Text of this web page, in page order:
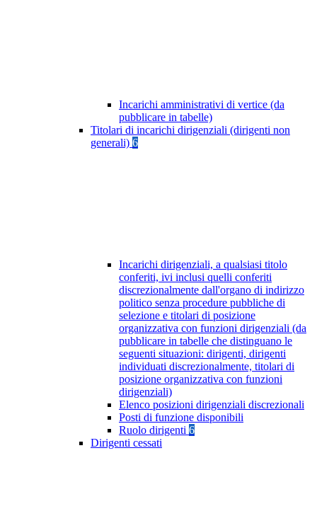
Incarichi amministrativi di vertice (da
pubblicare in tabelle)
Titolari di incarichi dirigenziali (dirigenti non
generali) 6
Incarichi dirigenziali, a qualsiasi titolo
conferiti, ivi inclusi quelli conferiti
discrezionalmente dall'organo di indirizzo
politico senza procedure pubbliche di
selezione e titolari di posizione
organizzativa con funzioni dirigenziali (da
pubblicare in tabelle che distinguano le
seguenti situazioni: dirigenti, dirigenti
individuati discrezionalmente, titolari di
posizione organizzativa con funzioni
dirigenziali)
Elenco posizioni dirigenziali discrezionali
Posti di funzione disponibili
Ruolo dirigenti 6
Dirigenti cessati